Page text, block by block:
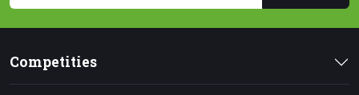
Competities